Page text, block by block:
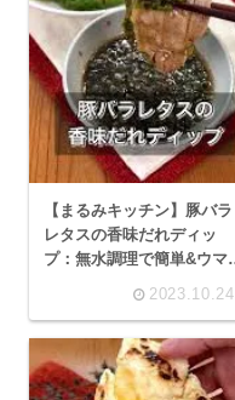
【まるみキッチン】豚バラ
レタスの香味だれディッ
プ：無水調理で簡単&ウマ
2023.10.24